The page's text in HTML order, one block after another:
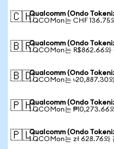
🇨🇭Qualcomm (Ondo
1 QCOMon는 CHF 136.75
🇧🇷Qualcomm (Ondo
1 QCOMon는 R$862.66와
🇧🇩Qualcomm (Ondo
1 QCOMon는 ৳20,887.30
🇵🇭Qualcomm (Ondo
1 QCOMon는 ₱10,273.66
🇵🇱Qualcomm (Ondo
1 QCOMon는 zł 628.76와